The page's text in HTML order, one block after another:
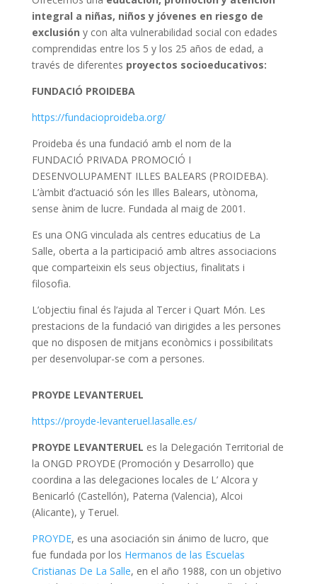
integral a niñas, niños y jóvenes en riesgo de
exclusión y con alta vulnerabilidad social con edades
comprendidas entre los 5 y los 25 años de edad, a
través de diferentes proyectos socioeducativos:
FUNDACIÓ PROIDEBA
https://fundacioproideba.org/
Proideba és una fundació amb el nom de la
FUNDACIÓ PRIVADA PROMOCIÓ I
DESENVOLUPAMENT ILLES BALEARS (PROIDEBA).
L’àmbit d’actuació són les Illes Balears, utònoma,
sense ànim de lucre. Fundada al maig de 2001.
Es una ONG vinculada als centres educatius de La
Salle, oberta a la participació amb altres associacions
que comparteixin els seus objectius, finalitats i
filosofia.
L’objectiu final és l’ajuda al Tercer i Quart Món. Les
prestacions de la fundació van dirigides a les persones
que no disposen de mitjans econòmics i possibilitats
per desenvolupar-se com a persones.
PROYDE LEVANTERUEL
https://proyde-levanteruel.lasalle.es/
PROYDE LEVANTERUEL es la Delegación Territorial de
la ONGD PROYDE (Promoción y Desarrollo) que
coordina a las delegaciones locales de L’ Alcora y
Benicarló (Castellón), Paterna (Valencia), Alcoi
(Alicante), y Teruel.
PROYDE, es una asociación sin ánimo de lucro, que
fue fundada por los Hermanos de las Escuelas
Cristianas De La Salle, en el año 1988, con un objetivo